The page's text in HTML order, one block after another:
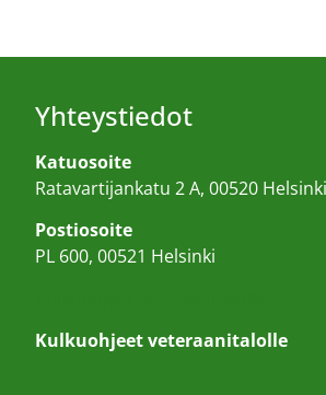
Yhteystiedot
Katuosoite
Ratavartijankatu 2 A, 00520 Helsinki
Postiosoite
PL 600, 00521 Helsinki
Kulkuohjeet veteraanitalolle